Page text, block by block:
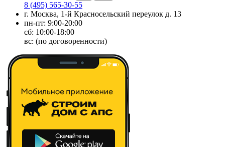
8 (495) 565-30-55
г. Москва, 1-й Красносельский переулок д. 13
пн-пт: 9:00-20:00
сб: 10:00-18:00
вс: (по договоренности)